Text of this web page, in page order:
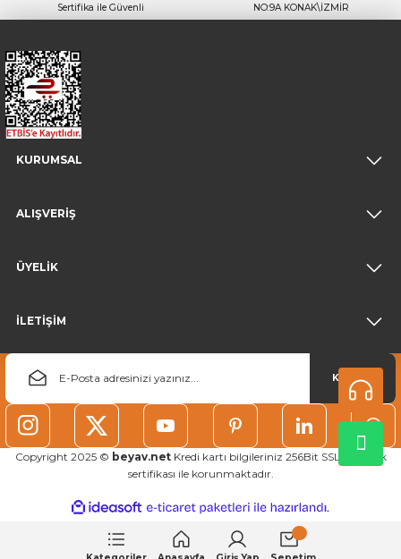
Sertifika ile Güvenli
NO:9A KONAK\İZMİR
KURUMSAL
ALIŞVERİŞ
ÜYELİK
İLETİŞİM
KAYDOL
Copyright 2025 © beyav.netKredi kartı bilgileriniz 256Bit SSL güvenlik
sertifikası ile korunmaktadır.
ideasoft
e-
paketleri